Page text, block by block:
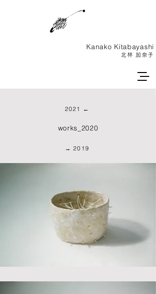
Kanako ​Kitabayashi
北林 加奈子
2021 ←
works_2020
→ 2019